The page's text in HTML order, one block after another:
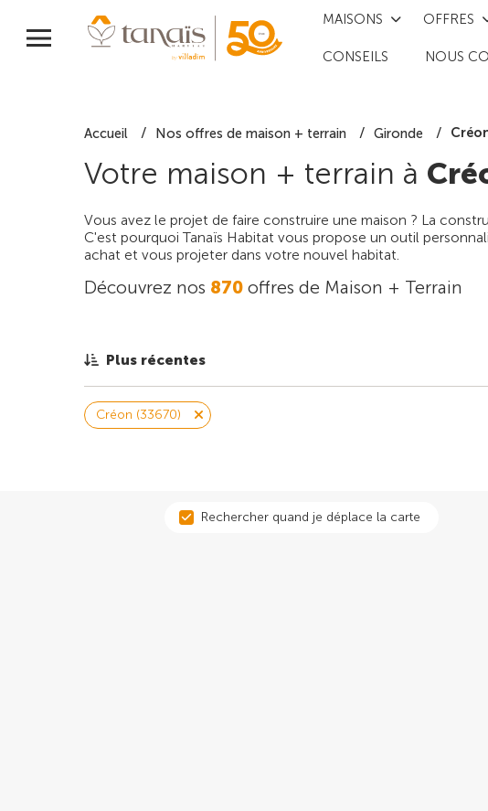
MAISONS OFFRES
CONSEILS NOUS
Accueil Nos offres de maison + terrain Gironde
Votre maison + terrain à
Vous avez le projet de faire construire une maison ? La
C'est pourquoi Tanaïs Habitat vous propose un outil
achat et vous projeter dans votre nouvel habitat.
Découvrez nos 870 offres de Maison + Terrain
Plus récentes
Créon (33670)
Rechercher quand je déplace la carte